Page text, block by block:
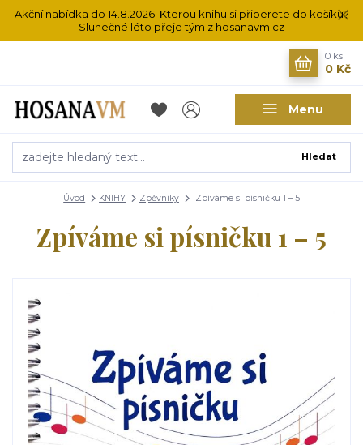
Akční nabídka do 14.8.2026. Kterou knihu si přiberete do košíku?
Slunečné léto přeje tým z hosanavm.cz
Menu
Hledat
0 ks
0 Kč
Úvod KNIHY Zpěvníky Zpíváme si písničku 1 – 5
Zpíváme si písničku 1 – 5